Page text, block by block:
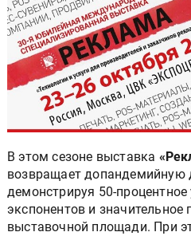
В этом сезоне выставка
возвращает допандемийную
демонстрируя 50-процентное
экспонентов и значительное
выставочной площади. При